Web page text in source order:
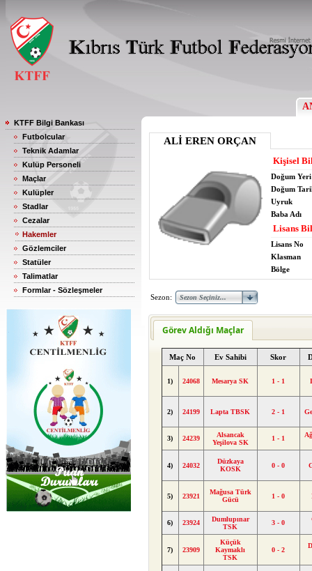
KTFF Bilgi Bankası
Futbolcular
Teknik Adamlar
Kulüp Personeli
Maçlar
Kulüpler
Stadlar
Cezalar
Hakemler
Gözlemciler
Statüler
Talimatlar
Formlar - Sözleşmeler
ALİ EREN ORÇAN
Kişisel
Doğum Yeri
Doğum
Uyruk
Baba Adı
Lisans
Lisans No
Klasman
Bölge
Sezon:
Görev Aldığı Maçlar
Maç No Ev Sahibi Skor
1) 24068 Mesarya SK 1 - 1
2) 24199 Lapta TBSK 2 - 1
3) 24239
Alsancak
Yeşilova SK
1 - 1
4) 24032
Düzkaya
KOSK
0 - 0
5) 23921
Mağusa Türk
Gücü
1 - 0
6) 23924
Dumlupınar
TSK
3 - 0
7) 23909
Küçük
Kaymaklı
TSK
0 - 2